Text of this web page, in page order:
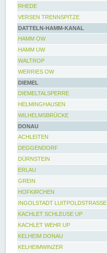
RHEDE
VERSEN TRENNSPITZE
DATTELN-HAMM-KANAL
HAMM OW
HAMM UW
WALTROP
WERRIES OW
DIEMEL
DIEMELTALSPERRE
HELMINGHAUSEN
WILHELMSBRÜCKE
DONAU
ACHLEITEN
DEGGENDORF
DÜRNSTEIN
ERLAU
GREIN
HOFKIRCHEN
INGOLSTADT LUITPOLDSTRASSE
KACHLET SCHLEUSE UP
KACHLET WEHR UP
KELHEIM DONAU
KELHEIMWINZER